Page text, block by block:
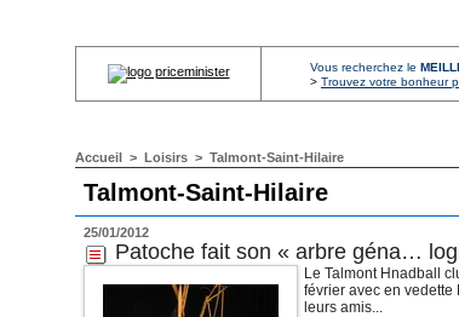
Vous recherchez le
> Trouvez votre bonheur
Accueil > Loisirs > Talmont-Saint-Hilaire
Talmont-Saint-Hilaire
25/01/2012
Patoche fait son « arbre géna…
Le Talmont Hnadball
février avec en
leurs amis...